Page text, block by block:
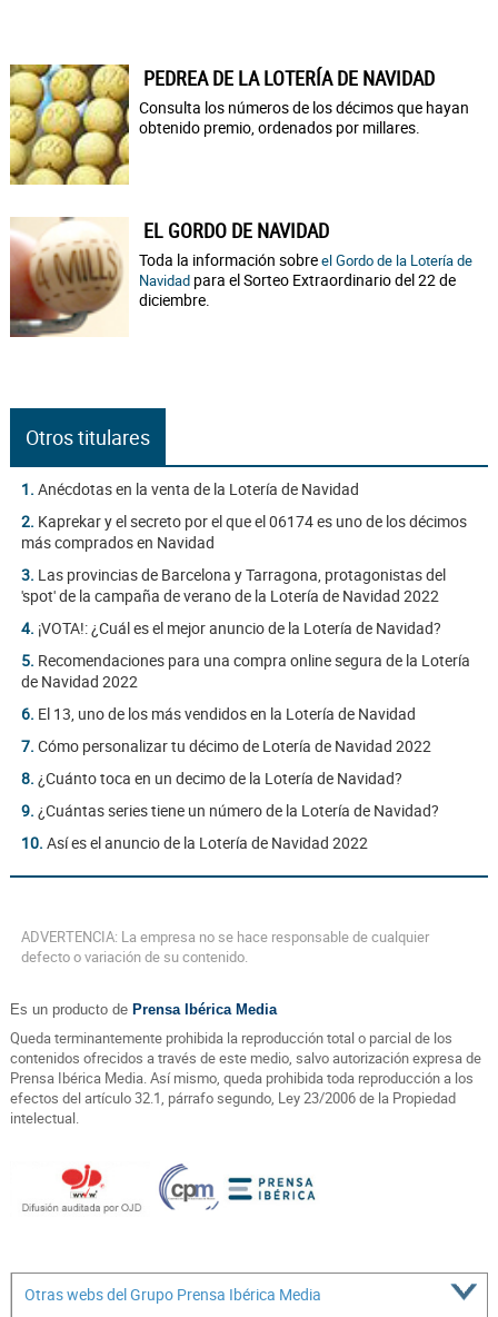
PEDREA DE LA LOTERÍA DE NAVIDAD
Consulta los números de los décimos que hayan
obtenido premio, ordenados por millares.
EL GORDO DE NAVIDAD
Toda la información sobreel Gordo de la Lotería de
Navidad para el Sorteo Extraordinario del 22 de
diciembre.
Otros titulares
1. Anécdotas en la venta de la Lotería de Navidad
2. Kaprekar y el secreto por el que el 06174 es uno de los décimos
más comprados en Navidad
3. Las provincias de Barcelona y Tarragona, protagonistas del
'spot' de la campaña de verano de la Lotería de Navidad 2022
4. ¡VOTA!: ¿Cuál es el mejor anuncio de la Lotería de Navidad?
5. Recomendaciones para una compra online segura de la Lotería
de Navidad 2022
6. El 13, uno de los más vendidos en la Lotería de Navidad
7. Cómo personalizar tu décimo de Lotería de Navidad 2022
8. ¿Cuánto toca en un decimo de la Lotería de Navidad?
9. ¿Cuántas series tiene un número de la Lotería de Navidad?
10. Así es el anuncio de la Lotería de Navidad 2022
ADVERTENCIA: La empresa no se hace responsable de cualquier
defecto o variación de su contenido.
Es un producto de Prensa Ibérica Media
Queda terminantemente prohibida la reproducción total o parcial de los
contenidos ofrecidos a través de este medio, salvo autorización expresa de
Prensa Ibérica Media. Así mismo, queda prohibida toda reproducción a los
efectos del artículo 32.1, párrafo segundo, Ley 23/2006 de la Propiedad
intelectual.
Otras webs del Grupo Prensa Ibérica Media